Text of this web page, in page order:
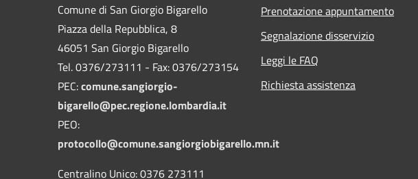
Comune di San Giorgio Bigarello
Piazza della Repubblica, 8
46051 San Giorgio Bigarello
Tel. 0376/273111 - Fax: 0376/273154
PEC:comune.sangiorgio-
bigarello@pec.regione.lombardia.it
PEO:
protocollo@comune.sangiorgiobigarello.mn.it
Centralino Unico: 0376 273111
Prenotazione appuntamento
Segnalazione disservizio
Leggi le FAQ
Richiesta assistenza